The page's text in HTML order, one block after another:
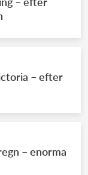
– efter
– enorma